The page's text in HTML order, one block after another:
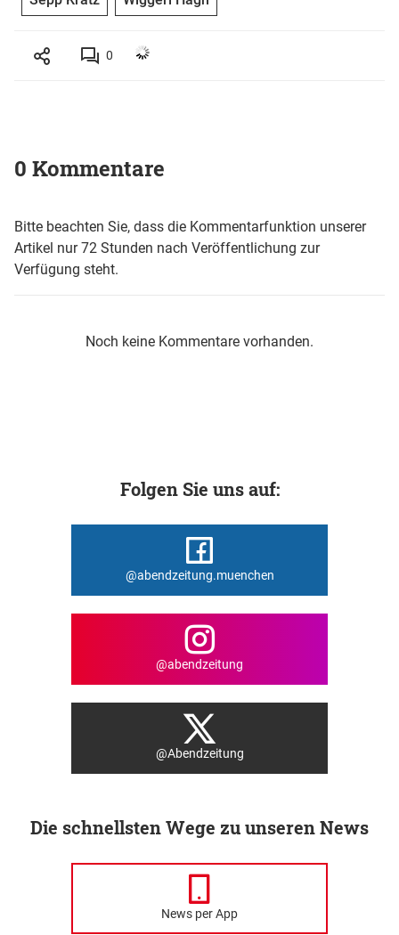
0
0 Kommentare
Bitte beachten Sie, dass die Kommentarfunktion unserer
Artikel nur 72 Stunden nach Veröffentlichung zur
Verfügung steht.
Noch keine Kommentare vorhanden.
Folgen Sie uns auf:
@abendzeitung.muenchen
@abendzeitung
@Abendzeitung
Die schnellsten Wege zu unseren News
News per App